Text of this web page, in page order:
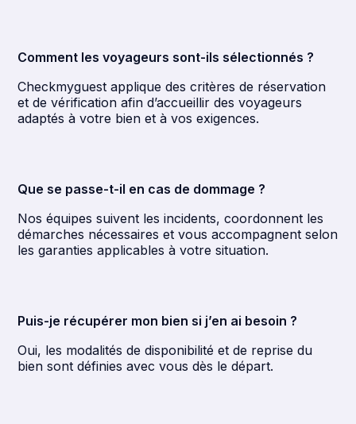
Comment les voyageurs sont-ils sélectionnés ?
Checkmyguest applique des critères de réservation
et de vérification afin d’accueillir des voyageurs
adaptés à votre bien et à vos exigences.
Que se passe-t-il en cas de dommage ?
Nos équipes suivent les incidents, coordonnent les
démarches nécessaires et vous accompagnent selon
les garanties applicables à votre situation.
Puis-je récupérer mon bien si j’en ai besoin ?
Oui, les modalités de disponibilité et de reprise du
bien sont définies avec vous dès le départ.